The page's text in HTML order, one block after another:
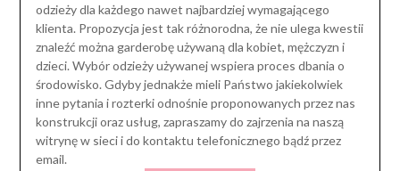
odzieży dla każdego nawet najbardziej wymagającego
klienta. Propozycja jest tak różnorodna, że nie ulega kwestii
znaleźć można garderobę używaną dla kobiet, mężczyzn i
dzieci. Wybór odzieży używanej wspiera proces dbania o
środowisko. Gdyby jednakże mieli Państwo jakiekolwiek
inne pytania i rozterki odnośnie proponowanych przez nas
konstrukcji oraz usług, zapraszamy do zajrzenia na naszą
witrynę w sieci i do kontaktu telefonicznego bądź przez
email.